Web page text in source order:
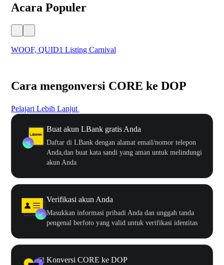
Acara Populer
WOOF, QUID1 Listing Carnival
Cara mengonversi CORE ke DOP
Pelajari Lebih Lanjut
Buat akun LBank gratis Anda
Daftar di LBank dengan alamat email/nomor telepon
Anda,dan buat kata sandi yang aman untuk melindungi
akun Anda
Verifikasi akun Anda
Masukkan informasi pribadi Anda dan unggah tanda
pengenal berfoto yang valid untuk verifikasi identitas
Konversi CORE ke DOP